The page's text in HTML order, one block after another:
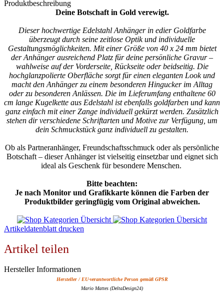
Produktbeschreibung
Deine Botschaft in Gold verewigt.
Dieser hochwertige Edelstahl Anhänger in edier Goldfarbe
überzeugt durch seine zeitlose Optik und individuelle
Gestaltungsmöglichkeiten. Mit einer Größe von 40 x 24 mm bietet
der Anhänger ausreichend Platz für deine persönliche Gravur –
wahlweise auf der Vorderseite, Rückseite oder beidseitig. Die
hochglanzpolierte Oberfläche sorgt für einen eleganten Look und
macht den Anhänger zu einem besonderen Hingucker im Alltag
oder zu besonderen Anlässen. Die im Lieferumfang enthaltene 60
cm lange Kugelkette aus Edelstahl ist ebenfalls goldfarben und kann
ganz einfach mit einer Zange individuell gekürzt werden. Zusätzlich
stehen dir verschiedene Schriftarten und Motive zur Verfügung, um
dein Schmuckstück ganz individuell zu gestalten.
Ob als Partneranhänger, Freundschaftsschmuck oder als persönliche
Botschaft – dieser Anhänger ist vielseitig einsetzbar und eignet sich
ideal als Geschenk für besondere Menschen.
Bitte beachten:
Je nach Monitor und Grafikkarte können die Farben der
Produktbilder geringfügig vom Original abweichen.
Artikeldatenblatt drucken
Artikel teilen
Hersteller Informationen
Hersteller / EU-verantwortliche Person gemäß GPSR
Mario Mattes (DeltaDesign24)